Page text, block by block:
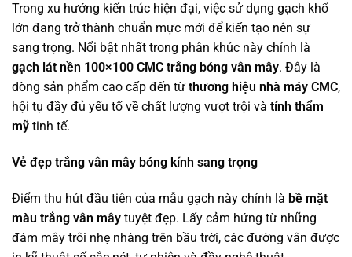
Trong xu hướng kiến trúc hiện đại, việc sử dụng gạch khổ
lớn đang trở thành chuẩn mực mới để kiến tạo nên sự
sang trọng. Nổi bật nhất trong phân khúc này chính là
gạch lát nền 100×100 CMC trắng bóng vân mây. Đây là
dòng sản phẩm cao cấp đến từ thương hiệu nhà máy CMC,
hội tụ đầy đủ yếu tố về chất lượng vượt trội và tính thẩm
mỹ tinh tế.
Vẻ đẹp trắng vân mây bóng kính sang trọng
Điểm thu hút đầu tiên của mẫu gạch này chính là bề mặt
màu trắng vân mây tuyệt đẹp. Lấy cảm hứng từ những
đám mây trôi nhẹ nhàng trên bầu trời, các đường vân được